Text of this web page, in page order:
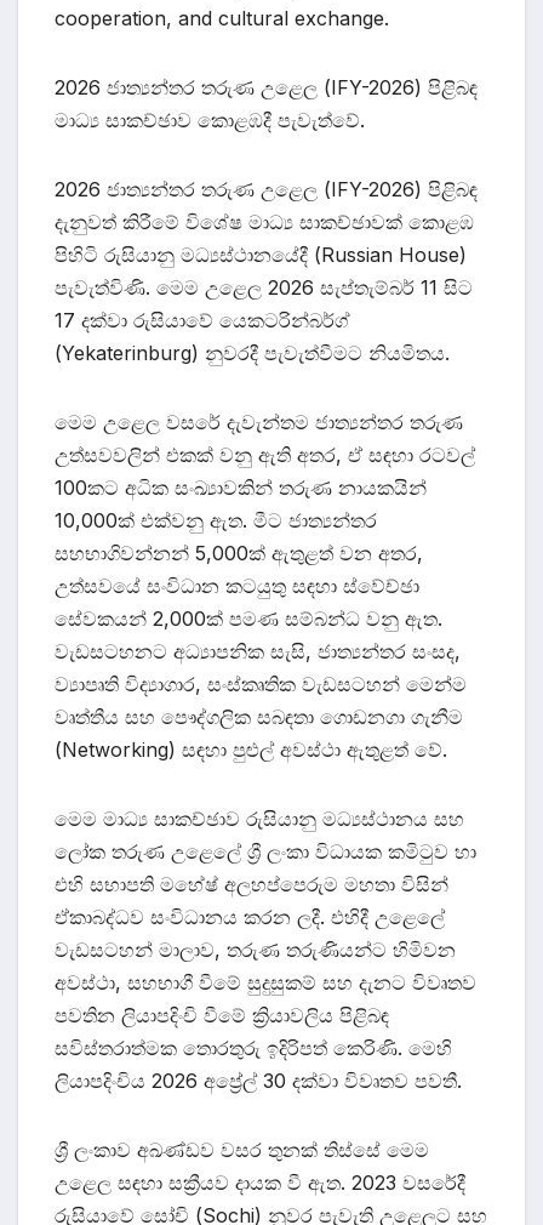
cooperation, and cultural exchange.
2026 ජාත්‍යන්තර තරුණ උළෙල (IFY-2026) පිළිබඳ
මාධ්‍ය සාකච්ඡාව කොළඹදී පැවැත්වේ.
2026 ජාත්‍යන්තර තරුණ උළෙල (IFY-2026) පිළිබඳ
දැනුවත් කිරීමේ විශේෂ මාධ්‍ය සාකච්ඡාවක් කොළඹ
පිහිටි රුසියානු මධ්‍යස්ථානයේදී (Russian House)
පැවැත්විණි. මෙම උළෙල 2026 සැප්තැම්බර් 11 සිට
17 දක්වා රුසියාවේ යෙකටරින්බර්ග්
(Yekaterinburg) නුවරදී පැවැත්වීමට නියමිතය.
මෙම උළෙල වසරේ දැවැන්තම ජාත්‍යන්තර තරුණ
උත්සවවලින් එකක් වනු ඇති අතර, ඒ සඳහා රටවල්
100කට අධික සංඛ්‍යාවකින් තරුණ නායකයින්
10,000ක් එක්වනු ඇත. මීට ජාත්‍යන්තර
සහභාගිවන්නන් 5,000ක් ඇතුළත් වන අතර,
උත්සවයේ සංවිධාන කටයුතු සඳහා ස්වේච්ඡා
සේවකයන් 2,000ක් පමණ සම්බන්ධ වනු ඇත.
වැඩසටහනට අධ්‍යාපනික සැසි, ජාත්‍යන්තර සංසද,
ව්‍යාපෘති විද්‍යාගාර, සංස්කෘතික වැඩසටහන් මෙන්ම
වෘත්තීය සහ පෞද්ගලික සබඳතා ගොඩනගා ගැනීම
(Networking) සඳහා පුළුල් අවස්ථා ඇතුළත් වේ.
මෙම මාධ්‍ය සාකච්ඡාව රුසියානු මධ්‍යස්ථානය සහ
ලෝක තරුණ උළෙලේ ශ්‍රී ලංකා විධායක කමිටුව හා
එහි සභාපති මහේෂ් අලහප්පෙරුම මහතා විසින්
ඒකාබද්ධව සංවිධානය කරන ලදී. එහිදී උළෙලේ
වැඩසටහන් මාලාව, තරුණ තරුණියන්ට හිමිවන
අවස්ථා, සහභාගී වීමේ සුදුසුකම් සහ දැනට විවෘතව
පවතින ලියාපදිංචි වීමේ ක්‍රියාවලිය පිළිබඳ
සවිස්තරාත්මක තොරතුරු ඉදිරිපත් කෙරිණි. මෙහි
ලියාපදිංචිය 2026 අප්‍රේල් 30 දක්වා විවෘතව පවතී.
ශ්‍රී ලංකාව අඛණ්ඩව වසර තුනක් තිස්සේ මෙම
උළෙල සඳහා සක්‍රීයව දායක වී ඇත. 2023 වසරේදී
රුසියාවේ සෝචි (Sochi) නුවර පැවැති උළෙලට සහ